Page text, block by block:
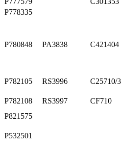
P778335
P780848 PA3838
C421404
P782105 RS3996 C25710/3
P782108 RS3997
CF710
P821575
P532501